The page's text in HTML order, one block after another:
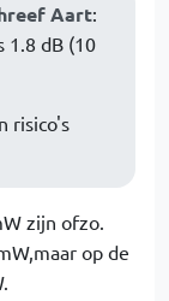
Aart:
1.8 dB (10
risico's
zijn ofzo.
op de